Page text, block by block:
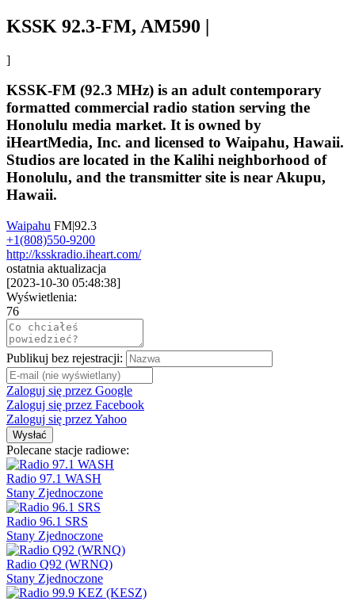
KSSK 92.3-FM, AM590 |
]
KSSK-FM (92.3 MHz) is an adult contemporary
formatted commercial radio station serving the
Honolulu media market. It is owned by
iHeartMedia, Inc. and licensed to Waipahu, Hawaii.
Studios are located in the Kalihi neighborhood of
Honolulu, and the transmitter site is near Akupu,
Hawaii.
Waipahu FM|92.3
+1(808)550-9200
http://ksskradio.iheart.com/
ostatnia aktualizacja
[2023-10-30 05:48:38]
Wyświetlenia:
76
Publikuj bez rejestracji:
Zaloguj się przez Google
Zaloguj się przez Facebook
Zaloguj się przez Yahoo
Wysłać
Polecane stacje radiowe:
Radio 97.1 WASH
Stany Zjednoczone
Radio 96.1 SRS
Stany Zjednoczone
Radio Q92 (WRNQ)
Stany Zjednoczone